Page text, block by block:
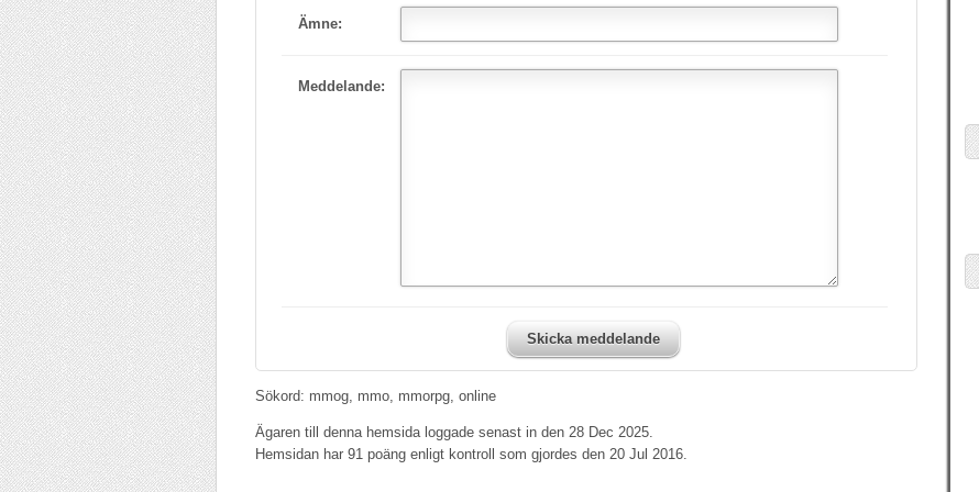
Ämne:
Meddelande:
Skicka meddelande
Sökord: mmog, mmo, mmorpg, online
Ägaren till denna hemsida loggade senast in den 28 Dec 2025.
Hemsidan har 91 poäng enligt kontroll som gjordes den 20 Jul 2016.